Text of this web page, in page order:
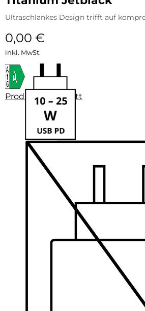
Ultraschlankes Design trifft auf
0,00 €
inkl. MwSt.
Produktdatenblatt